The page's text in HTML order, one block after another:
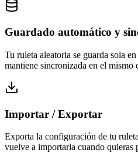
Guardado automático y
Tu ruleta aleatoria se guarda sola
mantiene sincronizada en el mismo
Importar / Exportar
Exporta la configuración de tu
vuelve a importarla cuando quieras